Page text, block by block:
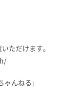
ただけます。
んねる」